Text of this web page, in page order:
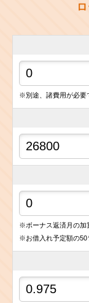
※別途、諸費用が必要
※ボーナス返済月の加
※お借入れ予定額の50